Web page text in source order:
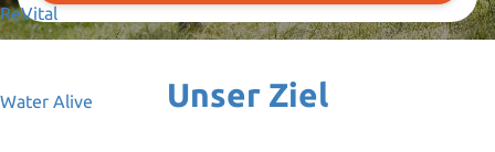
ReVital
Water Alive Unser Ziel